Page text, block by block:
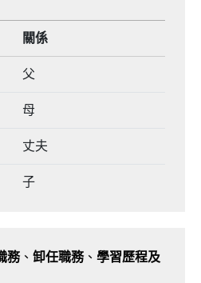
關係
父
母
丈夫
子
務、 卸任職務、 學習歷程及